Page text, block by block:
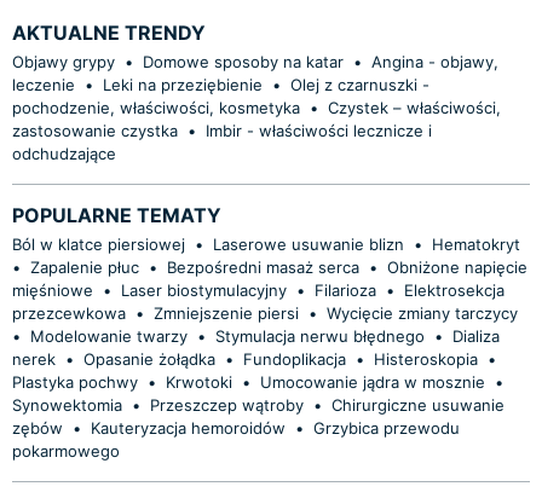
AKTUALNE TRENDY
Objawy grypy • Domowe sposoby na katar • Angina - objawy,
leczenie
• Leki na przeziębienie • Olej z czarnuszki -
pochodzenie, właściwości, kosmetyka • Czystek – właściwości,
zastosowanie czystka •
Imbir - właściwości lecznicze i
odchudzające
POPULARNE TEMATY
Ból w klatce piersiowej • Laserowe usuwanie blizn •
Hematokryt
• Zapalenie płuc • Bezpośredni masaż serca • Obniżone napięcie
mięśniowe
• Laser biostymulacyjny • Filarioza •
Elektrosekcja
przezcewkowa • Zmniejszenie piersi • Wycięcie zmiany tarczycy
•
Modelowanie twarzy • Stymulacja nerwu błędnego •
Dializa
nerek • Opasanie żołądka • Fundoplikacja • Histeroskopia •
Plastyka pochwy • Krwotoki • Umocowanie jądra w mosznie
•
Synowektomia • Przeszczep wątroby • Chirurgiczne usuwanie
zębów
• Kauteryzacja hemoroidów • Grzybica przewodu
pokarmowego